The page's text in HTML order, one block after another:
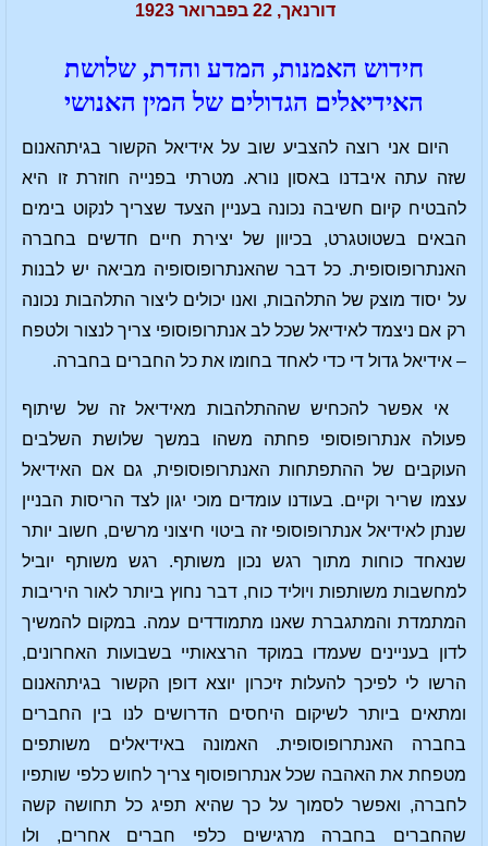
דורנאך, 22 בפברואר 1923
חידוש האמנות, המדע והדת, שלושת
האידיאלים הגדולים של המין האנושי
היום אני רוצה להצביע שוב על אידיאל הקשור בגיתהאנום
שזה עתה איבדנו באסון נורא. מטרתי בפנייה חוזרת זו היא
להבטיח קיום חשיבה נכונה בעניין הצעד שצריך לנקוט בימים
הבאים בשטוטגרט, בכיוון של יצירת חיים חדשים בחברה
האנתרופוסופית. כל דבר שהאנתרופוסופיה מביאה יש לבנות
על יסוד מוצק של התלהבות, ואנו יכולים ליצור התלהבות נכונה
רק אם ניצמד לאידיאל שכל לב אנתרופוסופי צריך לנצור ולטפח
– אידיאל גדול די כדי לאחד בחומו את כל החברים בחברה.
אי אפשר להכחיש שההתלהבות מאידיאל זה של שיתוף
פעולה אנתרופוסופי פחתה משהו במשך שלושת השלבים
העוקבים של ההתפתחות האנתרופוסופית, גם אם האידיאל
עצמו שריר וקיים. בעודנו עומדים מוכי יגון לצד הריסות הבניין
שנתן לאידיאל אנתרופוסופי זה ביטוי חיצוני מרשים, חשוב יותר
שנאחד כוחות מתוך רגש נכון משותף. רגש משותף יוביל
למחשבות משותפות ויוליד כוח, דבר נחוץ ביותר לאור היריבות
המתמדת והמתגברת שאנו מתמודדים עמה. במקום להמשיך
לדון בעניינים שעמדו במוקד הרצאותיי בשבועות האחרונים,
הרשו לי לפיכך להעלות זיכרון יוצא דופן הקשור בגיתהאנום
ומתאים ביותר לשיקום היחסים הדרושים לנו בין החברים
בחברה האנתרופוסופית. האמונה באידיאלים משותפים
מטפחת את האהבה שכל אנתרופוסוף צריך לחוש כלפי שותפיו
לחברה, ואפשר לסמוך על כך שהיא תפיג כל תחושה קשה
שהחברים בחברה מרגישים כלפי חברים אחרים, ולו